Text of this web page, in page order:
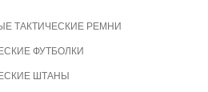
ТАКТИЧЕСКИЕ РЕМНИ
ФУТБОЛКИ
ШТАНЫ